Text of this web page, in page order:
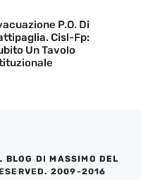
P.O. Di
Cisl-Fp:
Un Tavolo
DI MASSIMO DEL
2009-2016